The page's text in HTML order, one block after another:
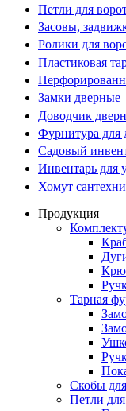
Петли для
Засовы,
Ролики для
Пластиковая
Замки дверные
Доводчик
Фурнитура для
Садовый
Инвентарь для
Хомут
Продукция
Тарная
Скобы
Петли